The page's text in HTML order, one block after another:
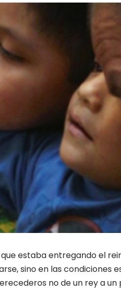
estaba entregando el
sino en las
no de un rey a